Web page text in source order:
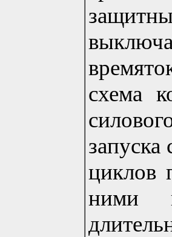
схема
запуска
циклов
ними